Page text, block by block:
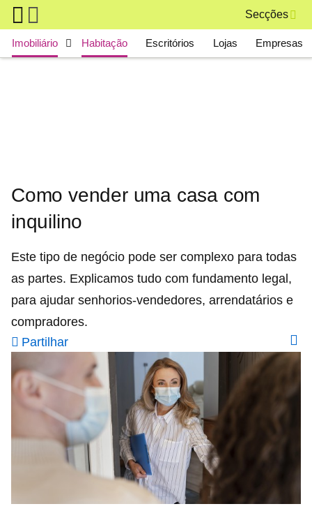
Skip to main content
Secções
Main navigation
Imobiliário Habitação Escritórios Lojas Empresas
Como vender uma casa com
inquilino
Este tipo de negócio pode ser complexo para todas
as partes. Explicamos tudo com fundamento legal,
para ajudar senhorios-vendedores, arrendatários e
compradores.
Partilhar